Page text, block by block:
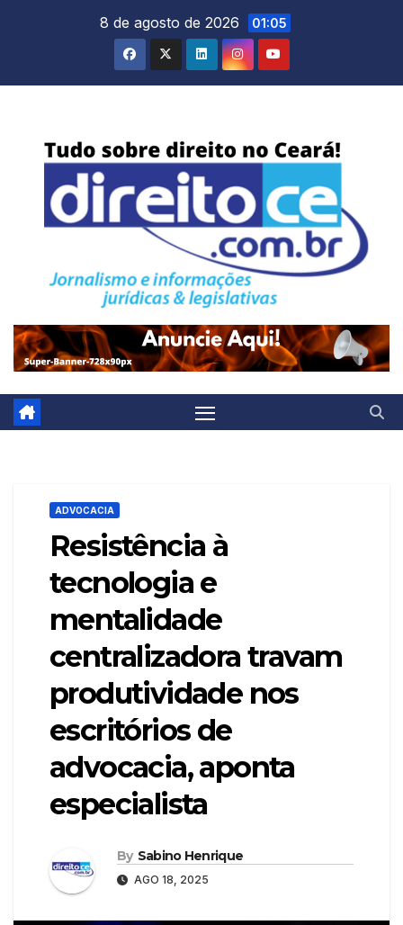
8 de agosto de 2026 01:05
ADVOCACIA
Resistência à
tecnologia e
mentalidade
centralizadora travam
produtividade nos
escritórios de
advocacia, aponta
especialista
By Sabino Henrique
AGO 18, 2025